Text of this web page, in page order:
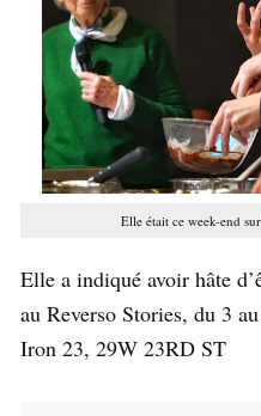
Elle était ce week-end
Elle a indiqué avoir hâte
au Reverso Stories, du 3
Iron 23, 29W 23RD ST